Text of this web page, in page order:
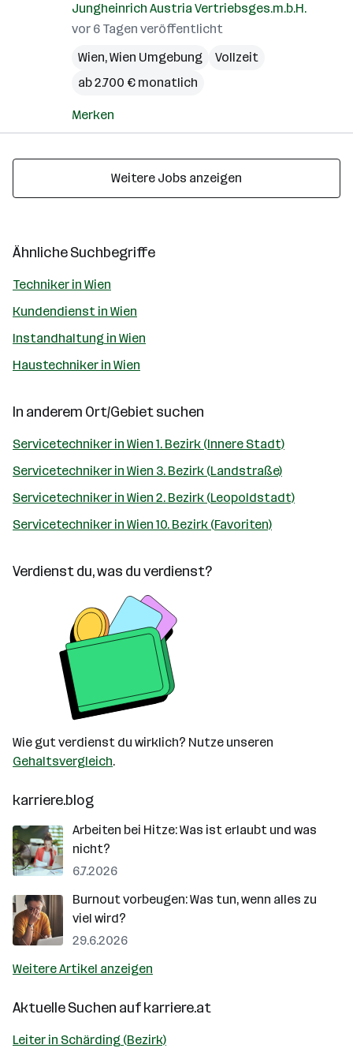
Jungheinrich Austria Vertriebsges.m.b.H.
vor 6 Tagen veröffentlicht
Wien,Wien Umgebung
Vollzeit
ab 2.700 € monatlich
Merken
Weitere Jobs anzeigen
Ähnliche Suchbegriffe
Techniker in Wien
Kundendienst in Wien
Instandhaltung in Wien
Haustechniker in Wien
In anderem Ort/Gebiet suchen
Servicetechniker in Wien 1. Bezirk (Innere Stadt)
Servicetechniker in Wien 3. Bezirk (Landstraße)
Servicetechniker in Wien 2. Bezirk (Leopoldstadt)
Servicetechniker in Wien 10. Bezirk (Favoriten)
Verdienst du, was du verdienst?
Wie gut verdienst du wirklich? Nutze unseren
Gehaltsvergleich.
karriere.blog
Arbeiten bei Hitze: Was ist erlaubt und was
nicht?
6.7.2026
Burnout vorbeugen: Was tun, wenn alles zu
viel wird?
29.6.2026
Weitere Artikel anzeigen
Aktuelle Suchen aufkarriere.at
Leiter in Schärding (Bezirk)